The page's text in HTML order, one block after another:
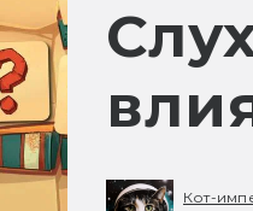
Кот-